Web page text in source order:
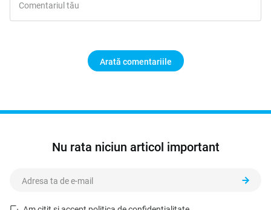
Arată comentariile
Nu rata niciun articol important